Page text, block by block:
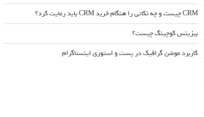
CRM چیست و چه نکاتی را هنگام خرید CRM باید رعایت کرد؟
بیزینس کوچینگ چیست؟
کاربرد موشن گرافیک در پست و استوری اینستاگرام